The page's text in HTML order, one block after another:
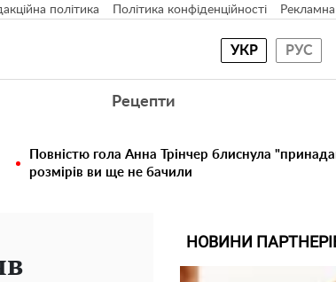
політика Політика конфіденційності Рекламна
УКР РУС
Рецепти
Повністю гола Анна Трінчер блиснула
розмірів ви ще не бачили
НОВИНИ